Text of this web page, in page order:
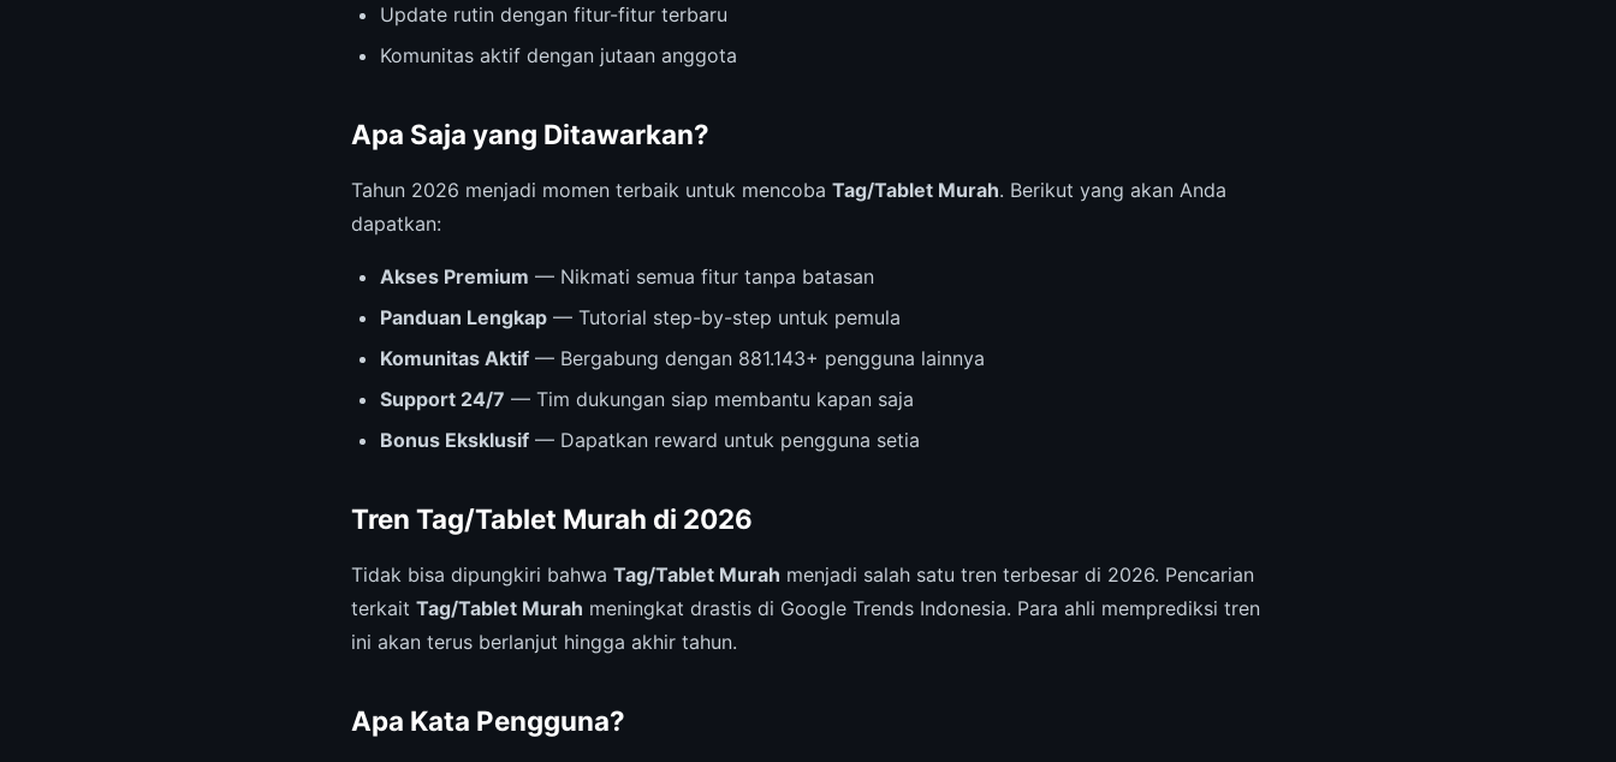
Update rutin dengan fitur-fitur terbaru
Komunitas aktif dengan jutaan anggota
Apa Saja yang Ditawarkan?
Tahun 2026 menjadi momen terbaik untuk mencoba Tag/Tablet Murah. Berikut yang akan Anda
dapatkan:
Akses Premium — Nikmati semua fitur tanpa batasan
Panduan Lengkap — Tutorial step-by-step untuk pemula
Komunitas Aktif — Bergabung dengan 881.143+ pengguna lainnya
Support 24/7 — Tim dukungan siap membantu kapan saja
Bonus Eksklusif — Dapatkan reward untuk pengguna setia
Tren Tag/Tablet Murah di 2026
Tidak bisa dipungkiri bahwa Tag/Tablet Murah menjadi salah satu tren terbesar di 2026. Pencarian
terkait Tag/Tablet Murah meningkat drastis di Google Trends Indonesia. Para ahli memprediksi tren
ini akan terus berlanjut hingga akhir tahun.
Apa Kata Pengguna?